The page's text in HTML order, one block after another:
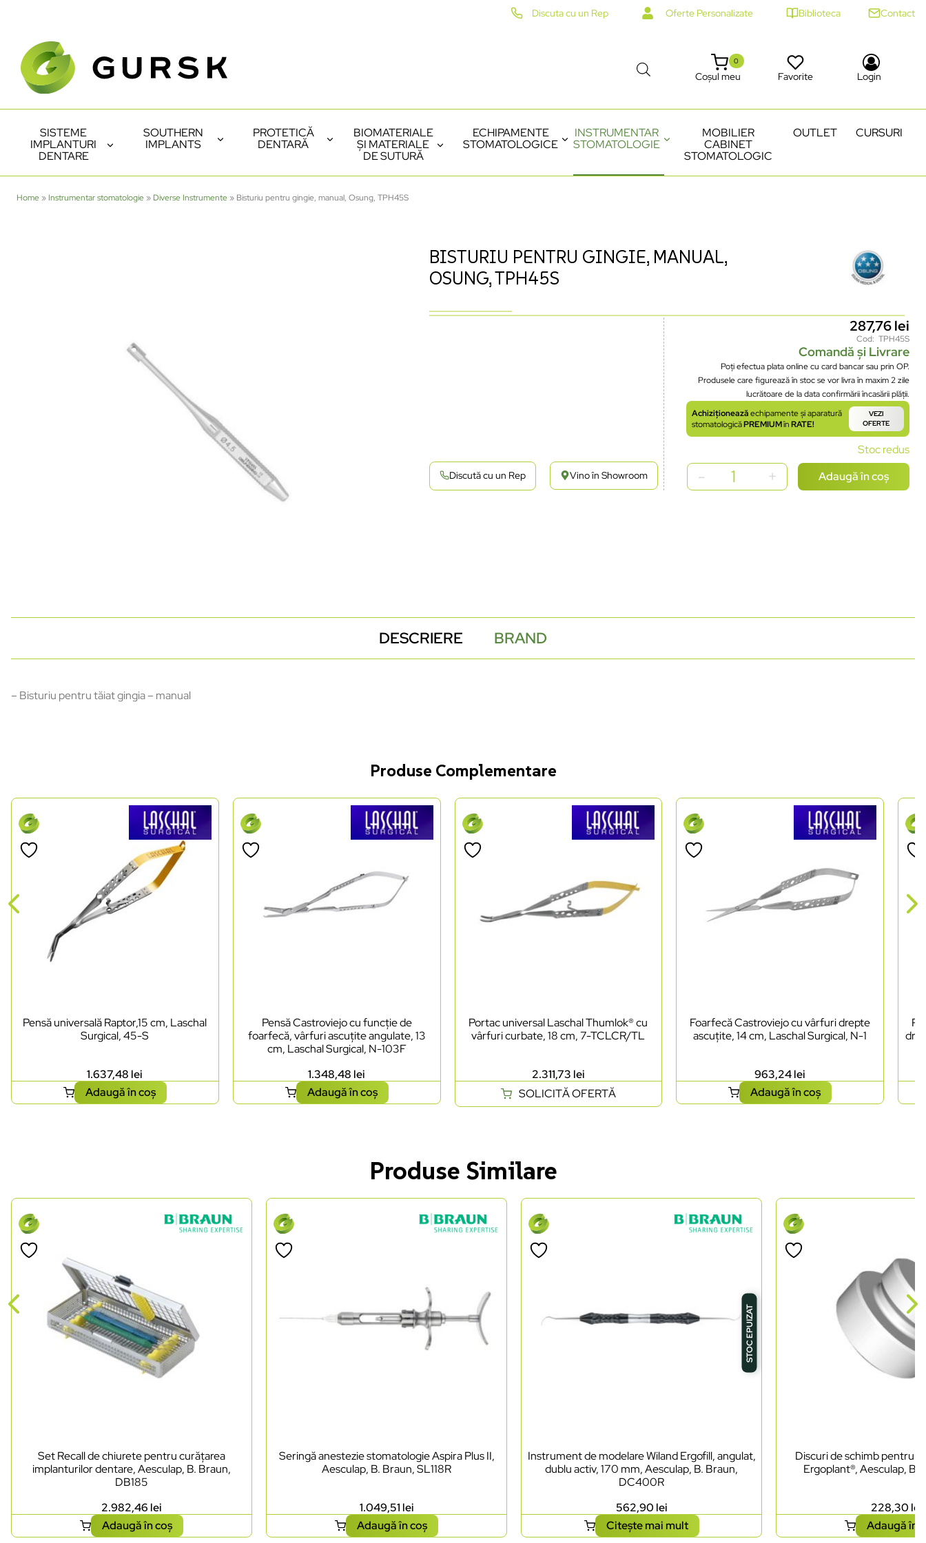
Discuta cu un Rep Oferte Personalizate Biblioteca Contact
Coșul meu
0
Favorite Login
SISTEME
IMPLANTURI
DENTARE
SOUTHERN
IMPLANTS
PROTETICĂ
DENTARĂ
BIOMATERIALE
ȘI MATERIALE
DE SUTURĂ
ECHIPAMENTE
STOMATOLOGICE
INSTRUMENTAR
STOMATOLOGIE
MOBILIER
CABINET
STOMATOLOGIC
OUTLET CURSURI
Home » Instrumentar stomatologie » Diverse Instrumente » Bisturiu pentru gingie, manual, Osung, TPH45S
BISTURIU PENTRU GINGIE, MANUAL,
OSUNG, TPH45S
Discută cu un Rep Vino în Showroom
287,76lei
Cod: TPH45S
Comandă și Livrare
Poți efectua plata online cu card bancar sau prin OP.
Produsele care figurează în stoc se vor livra în maxim 2 zile
lucrătoare de la data confirmării încasării plății.
Achiziționeazăechipamente și aparatură
stomatologicăPREMIUMînRATE!
VEZI
OFERTE
Stoc redus
Adaugă în coș
DESCRIERE BRAND
– Bisturiu pentru tăiat gingia – manual
Produse Complementare
Pensă universală Raptor,15 cm, Laschal
Surgical, 45-S
1.637,48 lei
Adaugă în coș
Pensă Castroviejo cu funcție de
foarfecă, vârfuri ascuțite angulate, 13
cm, Laschal Surgical, N-103F
1.348,48 lei
Adaugă în coș
Portac universal Laschal Thumlok® cu
vârfuri curbate, 18 cm, 7-TCLCR/TL
2.311,73 lei
SOLICITĂ OFERTĂ
Foarfecă Castroviejo cu vârfuri drepte
ascuțite, 14 cm, Laschal Surgical, N-1
963,24lei
Adaugă în coș
Produse Similare
Set Recall de chiurete pentru curățarea
implanturilor dentare, Aesculap, B. Braun,
DB185
2.982,46 lei
Adaugă în coș
Seringă anestezie stomatologie Aspira Plus II,
Aesculap, B. Braun, SL118R
1.049,51 lei
Adaugă în coș
STOC EPUIZAT
Instrument de modelare Wiland Ergofill, angulat,
dublu activ, 170 mm, Aesculap, B. Braun,
DC400R
562,90 lei
Citește mai mult
Discuri de schimb pentru
Ergoplant®, Aesculap, B.
228,30 lei
Adaugă în